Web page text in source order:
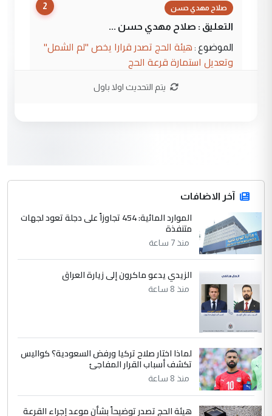
2 صلاح مهدي حسن
التعليق : صلاح مهدي حسن ...
الموضوع : هيئة الحج تصدر قرارا يخص "لم الشمل"
وتعديل استمارة قرعة الحج
المشترك لا تستهدف أية دولة ومفتوحة لانضمام
الدول الشقيقة
يوسف غزوان عصمت
التعليق : بكالوريوس فيزياء طبية متزوج و
زوجتي أيضا بكالوريوس سكني بغداد أرغب في
إكمال دراستي داخل ...
الموضوع :
السعودية توافق على الاستمرار في
جامعاتها سنويا
5 عبد الأمير جاسم هليل
التعليق : نحن اباء الطلاب الأوائل على العراق
نتشرف بلقاء السيد احمد الصافي في العتبات
يتم التحديث اولا باول
آخر الاضافات
الموارد المائية: 454 تجاوزاً على دجلة تعود لجهات
متنفذة
منذ 7 ساعة
الزيدي يدعو ماكرون إلى زيارة العراق
منذ 8 ساعة
لماذا اختار صلاح تركيا ورفض السعودية؟ كواليس
تكشف أسباب القرار المفاجئ
منذ 8 ساعة
هيئة الحج تصدر توضيحاً بشأن موعد إجراء القرعة